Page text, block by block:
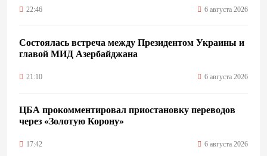
22:46 6 августа 2026
Состоялась встреча между Президентом Украины и
главой МИД Азербайджана
21:10 6 августа 2026
ЦБА прокомментировал приостановку переводов
через «Золотую Корону»
17:42 6 августа 2026